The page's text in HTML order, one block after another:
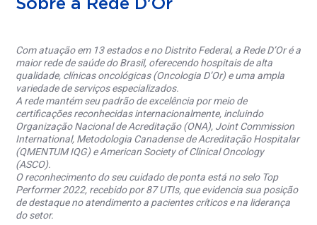
Sobre a Rede D'Or
Com atuação em 13 estados e no Distrito Federal, a Rede D’Or é a
maior rede de saúde do Brasil, oferecendo hospitais de alta
qualidade, clínicas oncológicas (Oncologia D’Or) e uma ampla
variedade de serviços especializados.
A rede mantém seu padrão de excelência por meio de
certificações reconhecidas internacionalmente, incluindo
Organização Nacional de Acreditação (ONA), Joint Commission
International, Metodologia Canadense de Acreditação Hospitalar
(QMENTUM IQG) e American Society of Clinical Oncology
(ASCO).
O reconhecimento do seu cuidado de ponta está no selo Top
Performer 2022, recebido por 87 UTIs, que evidencia sua posição
de destaque no atendimento a pacientes críticos e na liderança
do setor.